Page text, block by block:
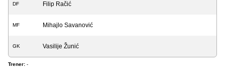
DF Filip Račić
MF Mihajlo Savanović
GK Vasilije Žunić
Trener: -